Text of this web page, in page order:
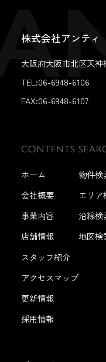
株式会社アンティ
大阪府大阪市北区天
TEL:06-6948-6106
FAX:06-6948-6107
ホーム
会社概要
事業内容
店舗情報
スタッフ紹介
アクセスマップ
更新情報
採用情報
物件検
エリア
沿線検
地図検